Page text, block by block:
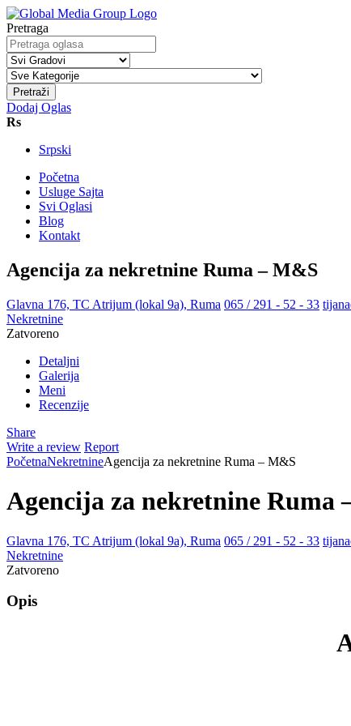
Pretraga
Pretraži
Dodaj Oglas
Rs
Srpski
Početna
Usluge Sajta
Svi Oglasi
Blog
Kontakt
Agencija za nekretnine Ruma – M&S
Glavna 176, TC Atrijum (lokal 9a), Ruma 065 / 291 - 52 - 33
Nekretnine
Zatvoreno
Detaljni
Galerija
Meni
Recenzije
Share
Write a review Report
PočetnaNekretnineAgencija za nekretnine Ruma – M&S
Agencija za nekretnine Ruma
Glavna 176, TC Atrijum (lokal 9a), Ruma 065 / 291 - 52 - 33
Nekretnine
Zatvoreno
Opis